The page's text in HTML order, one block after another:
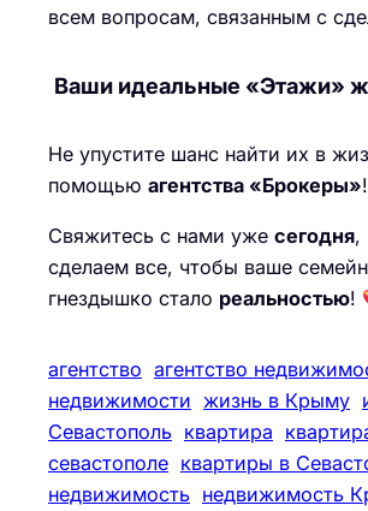
всем вопросам, связанным с
Ваши идеальные «Этажи»
Не упустите шанс найти их в
помощью агентства «Брокеры»!
Свяжитесь с нами уже сегодня,
сделаем все, чтобы ваше
гнездышко стало реальностью!
агентство агентство
недвижимости жизнь в Крыму
Севастополь квартира
севастополе квартиры в
недвижимость недвижимость